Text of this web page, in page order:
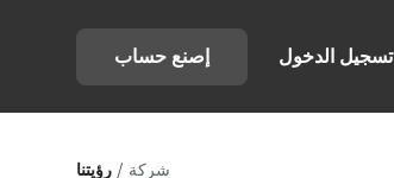
تسجيل الدخول إصنع حساب
شركة / رؤيتنا